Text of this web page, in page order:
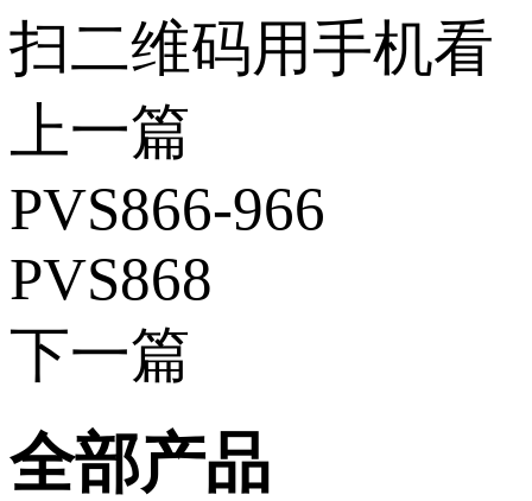
扫二维码用手机看
上一篇
PVS866-966
PVS868
下一篇
全部产品